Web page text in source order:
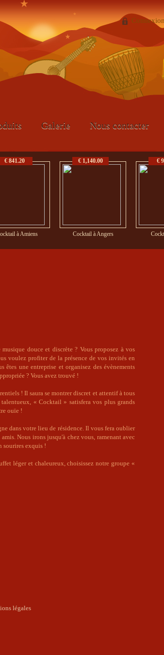
Connexion
Galerie Nous contacter
€ 841.20
à Amiens
€ 1,140.00
Cocktail à Angers
€
douce et discrète ? Vous proposez à vos
voulez profiter de la présence de vos invités en
êtes une entreprise et organisez des évènements
? Vous avez trouvé !
! Il saura se montrer discret et attentif à tous
« Cocktail » satisfera vos plus grands
ouïe !
dans votre lieu de résidence. Il vous fera oublier
Nous irons jusqu'à chez vous, ramenant avec
sourires exquis !
léger et chaleureux, choisissez notre groupe «
légales